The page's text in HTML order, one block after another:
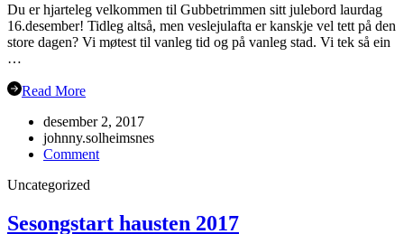
Du er hjarteleg velkommen til Gubbetrimmen sitt julebord laurdag
16.desember! Tidleg altså, men veslejulafta er kanskje vel tett på den
store dagen? Vi møtest til vanleg tid og på vanleg stad. Vi tek så ein
…
Read More
desember 2, 2017
johnny.solheimsnes
Commenton
Uncategorized
Sesongstart hausten 2017